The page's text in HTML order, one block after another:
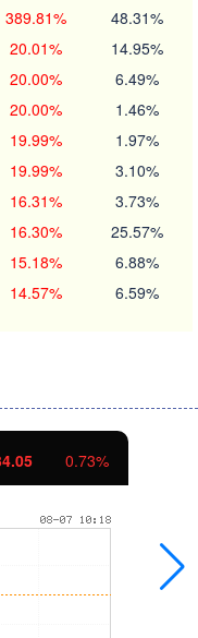
389.81% 48.31%
20.01% 14.95%
20.00% 6.49%
20.00% 1.46%
19.99% 1.97%
19.99% 3.10%
16.31% 3.73%
16.30% 25.57%
15.18% 6.88%
14.57% 6.59%
-0.62 -0.06%